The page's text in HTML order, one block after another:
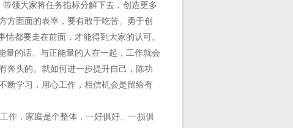
领大家将任务指标分解下去，创造更多
方面面的表率，要有敢于吃苦、勇于创
都要走在前面，才能得到大家的认可。
量的话、与正能量的人在一起，工作就会
奔头的。就如何进一步提升自己，陈功
断学习，用心工作，相信机会是留给有
作，家庭是个整体，一好俱好、一损俱